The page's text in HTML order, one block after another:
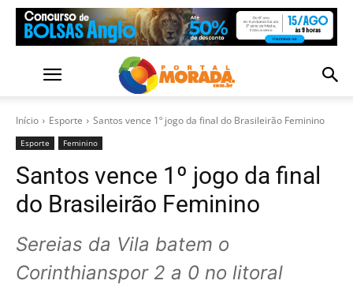
Início Esporte Santos vence 1º jogo da final do Brasileirão Feminino
Esporte Feminino
Santos vence 1º jogo da final
do Brasileirão Feminino
Sereias da Vila batem o
Corinthianspor 2 a 0 no litoral